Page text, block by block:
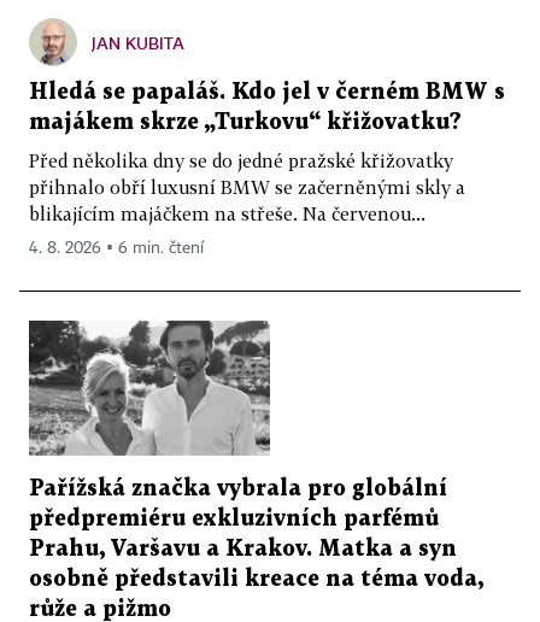
JAN KUBITA
Hledá se papaláš. Kdo jel v černém BMW s
majákem skrze „Turkovu“ křižovatku?
Před několika dny se do jedné pražské křižovatky
přihnalo obří luxusní BMW se začerněnými skly a
blikajícím majáčkem na střeše. Na červenou...
4. 8. 2026 ▪ 6 min. čtení
Pařížská značka vybrala pro globální
předpremiéru exkluzivních parfémů
Prahu, Varšavu a Krakov. Matka a syn
osobně představili kreace na téma voda,
růže a pižmo